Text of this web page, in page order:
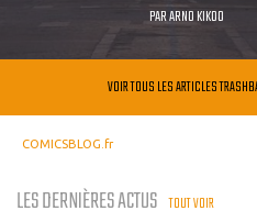
PARARNO KIKOO
VOIR TOUS LES ARTICLES
COMICSBLOG.fr
LES DERNIÈRES ACTUS TOUT VOIR